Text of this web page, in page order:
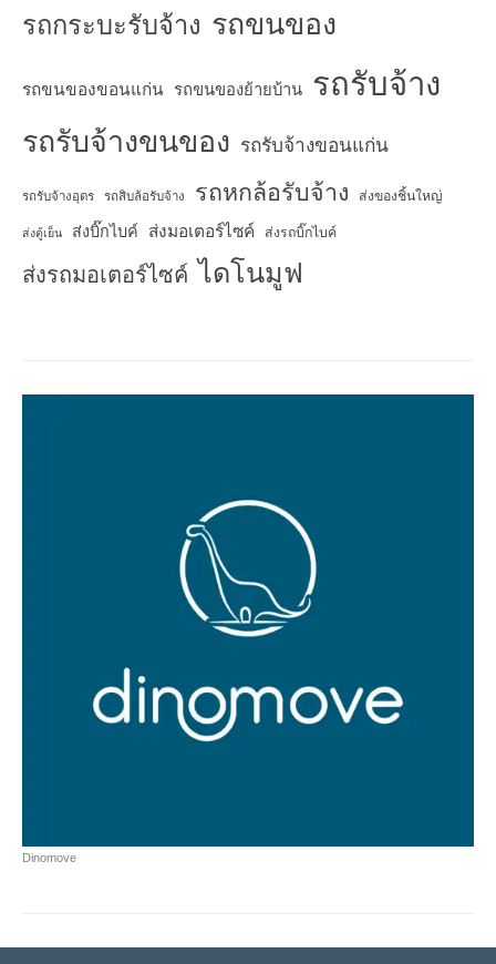
รถกระบะรับจ้าง รถขนของ
รถขนของขอนแก่น รถขนของย้ายบ้าน รถรับจ้าง
รถรับจ้างขนของ รถรับจ้างขอนแก่น
รถรับจ้างอุดร รถสิบล้อรับจ้าง รถหกล้อรับจ้าง ส่งของชิ้นใหญ่
ส่งตู้เย็น ส่งบิ๊กไบค์ ส่งมอเตอร์ไซค์ ส่งรถบิ๊กไบค์
ส่งรถมอเตอร์ไซค์ ไดโนมูฟ
Dinomove